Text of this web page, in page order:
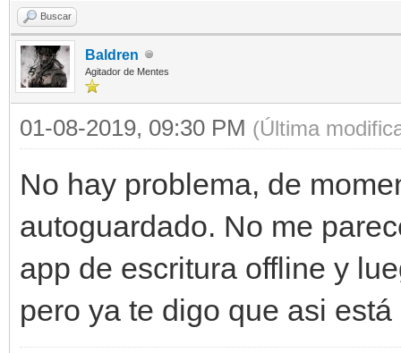
Buscar
Baldren
Agitador de Mentes
01-08-2019, 09:30 PM (Última
No hay problema, de
autoguardado. No me
app de escritura offline y
pero ya te digo que asi está